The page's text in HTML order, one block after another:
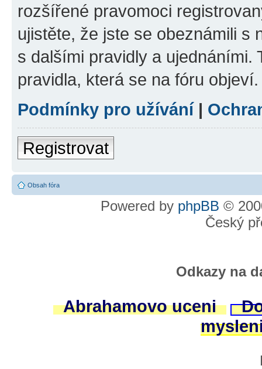
rozšířené pravomoci
ujistěte, že jste se obeznámili s
s dalšími pravidly a ujednáními.
pravidla, která se na fóru objeví.
Podmínky pro užívání|
Registrovat
Obsah fóra
Powered by phpBB ©
Český
Odkazy na
Abrahamovo uceni